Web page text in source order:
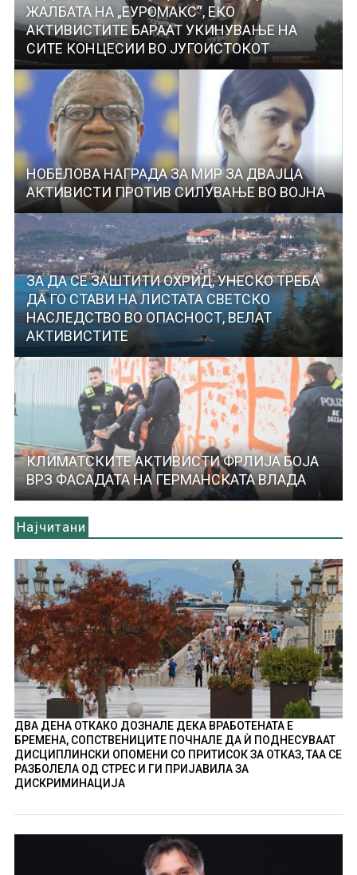
ЖАЛБАТА НА „ЕУРОМАКС“, ЕКО
АКТИВИСТИТЕ БАРААТ УКИНУВАЊЕ НА
СИТЕ КОНЦЕСИИ ВО ЈУГОИСТОКОТ
НОБЕЛОВА НАГРАДА ЗА МИР ЗА ДВАЈЦА
АКТИВИСТИ ПРОТИВ СИЛУВАЊЕ ВО ВОЈНА
ЗА ДА СЕ ЗАШТИТИ ОХРИД, УНЕСКО ТРЕБА
ДА ГО СТАВИ НА ЛИСТАТА СВЕТСКО
НАСЛЕДСТВО ВО ОПАСНОСТ, ВЕЛАТ
АКТИВИСТИТЕ
КЛИМАТСКИТЕ АКТИВИСТИ ФРЛИЈА БОЈА
ВРЗ ФАСАДАТА НА ГЕРМАНСКАТА ВЛАДА
Најчитани
ДВА ДЕНА ОТКАКО ДОЗНАЛЕ ДЕКА ВРАБОТЕНАТА Е
БРЕМЕНА, СОПСТВЕНИЦИТЕ ПОЧНАЛЕ ДА Ѝ ПОДНЕСУВААТ
ДИСЦИПЛИНСКИ ОПОМЕНИ СО ПРИТИСОК ЗА ОТКАЗ, ТАА СЕ
РАЗБОЛЕЛА ОД СТРЕС И ГИ ПРИЈАВИЛА ЗА
ДИСКРИМИНАЦИЈА